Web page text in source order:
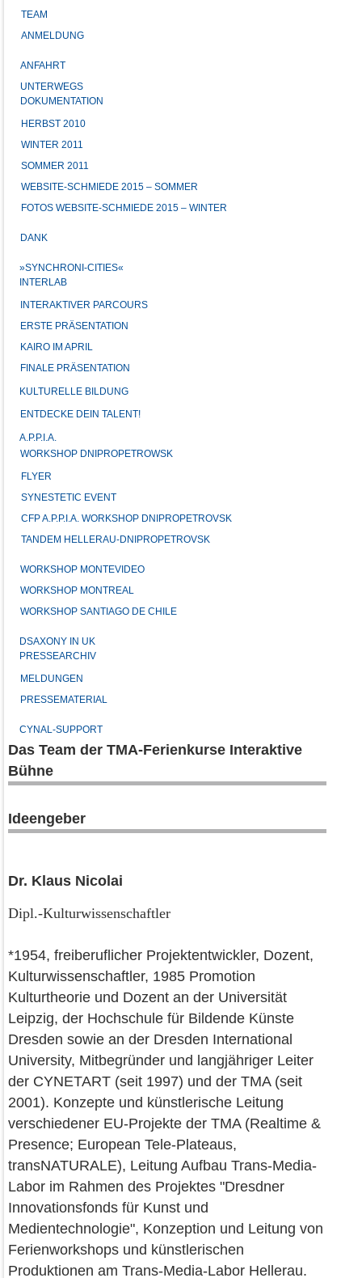
TEAM
ANMELDUNG
ANFAHRT
UNTERWEGS
DOKUMENTATION
HERBST 2010
WINTER 2011
SOMMER 2011
WEBSITE-SCHMIEDE 2015 – SOMMER
FOTOS WEBSITE-SCHMIEDE 2015 – WINTER
DANK
»SYNCHRONI-CITIES«
INTERLAB
INTERAKTIVER PARCOURS
ERSTE PRÄSENTATION
KAIRO IM APRIL
FINALE PRÄSENTATION
KULTURELLE BILDUNG
ENTDECKE DEIN TALENT!
A.P.P.I.A.
WORKSHOP DNIPROPETROWSK
FLYER
SYNESTETIC EVENT
CFP A.P.P.I.A. WORKSHOP DNIPROPETROVSK
TANDEM HELLERAU-DNIPROPETROVSK
WORKSHOP MONTEVIDEO
WORKSHOP MONTREAL
WORKSHOP SANTIAGO DE CHILE
DSAXONY IN UK
PRESSEARCHIV
MELDUNGEN
PRESSEMATERIAL
CYNAL-SUPPORT
Das Team der TMA-Ferienkurse Interaktive
Bühne
Ideengeber
Dr. Klaus Nicolai
Dipl.-Kulturwissenschaftler
*1954, freiberuflicher Projektentwickler, Dozent,
Kulturwissenschaftler, 1985 Promotion
Kulturtheorie und Dozent an der Universität
Leipzig, der Hochschule für Bildende Künste
Dresden sowie an der Dresden International
University, Mitbegründer und langjähriger Leiter
der CYNETART (seit 1997) und der TMA (seit
2001). Konzepte und künstlerische Leitung
verschiedener EU-Projekte der TMA (Realtime &
Presence; European Tele-Plateaus,
transNATURALE), Leitung Aufbau Trans-Media-
Labor im Rahmen des Projektes "Dresdner
Innovationsfonds für Kunst und
Medientechnologie", Konzeption und Leitung von
Ferienworkshops und künstlerischen
Produktionen am Trans-Media-Labor Hellerau.